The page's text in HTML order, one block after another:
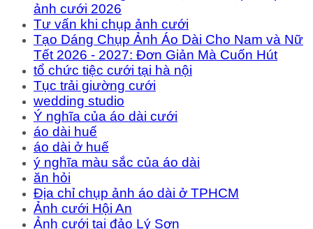
ảnh cưới 2026
Tư vấn khi chụp ảnh cưới
Tạo Dáng Chụp Ảnh Áo Dài Cho Nam và Nữ
Tết 2026 - 2027: Đơn Giản Mà Cuốn Hút
tổ chức tiệc cưới tại hà nội
Tục trải giường cưới
wedding studio
Ý nghĩa của áo dài cưới
áo dài huế
áo dài ở huế
ý nghĩa màu sắc của áo dài
ăn hỏi
Địa chỉ chụp ảnh áo dài ở TPHCM
Ảnh cưới Hội An
Ảnh cưới tại đảo Lý Sơn